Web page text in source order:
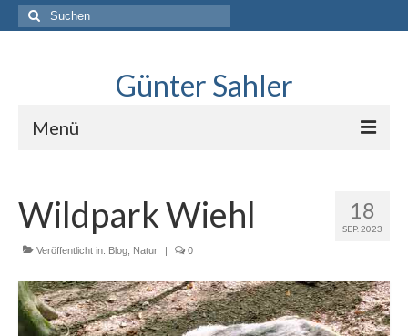
Suche
nach:
Günter Sahler
Menü
Lindlar skizziert
Interviews mit Sketchers
.Neues erkunden
Blog
18
SEP. 2023
Wildpark Wiehl
Veröffentlicht in: Blog Natur | 0